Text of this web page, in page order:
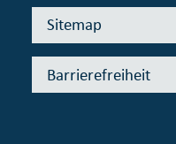
Sitemap
Barrierefreiheit